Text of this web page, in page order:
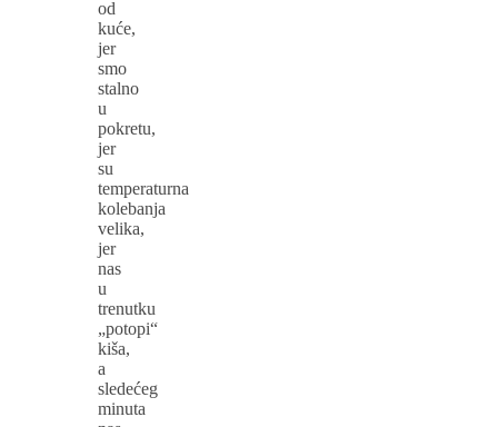
od
kuće,
jer
smo
stalno
u
pokretu,
jer
su
temperaturna
kolebanja
velika,
jer
nas
u
trenutku
„potopi“
kiša,
a
sledećeg
minuta